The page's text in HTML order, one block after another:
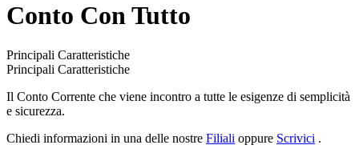
Conto Con Tutto
Principali Caratteristiche
Principali Caratteristiche
Il Conto Corrente che viene incontro a tutte le esigenze di semplicità
e sicurezza.
Chiedi informazioni in una delle nostre Filiali oppure Scrivici .